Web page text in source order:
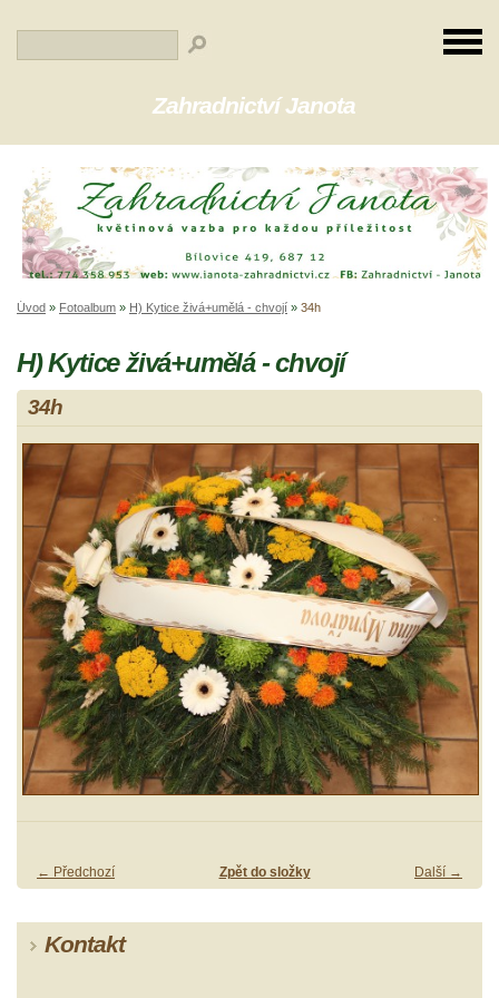
Zahradnictví Janota
Úvod » Fotoalbum » H) Kytice živá+umělá - chvojí » 34h
H) Kytice živá+umělá - chvojí
34h
← Předchozí Další →
Zpět do složky
Kontakt